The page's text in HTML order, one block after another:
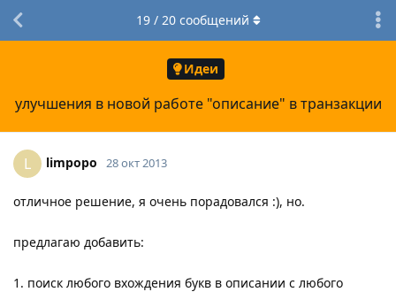
Идеи
улучшения в новой работе "описание" в транзакции
19/ 20сообщений
L limpopo 28 окт 2013
отличное решение, я очень порадовался :), но.
предлагаю добавить:
1. поиск любого вхождения букв в описании с любого